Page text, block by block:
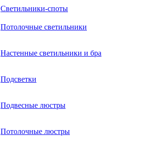
Светильники-споты
Потолочные светильники
Настенные светильники и бра
Подсветки
Подвесные люстры
Потолочные люстры